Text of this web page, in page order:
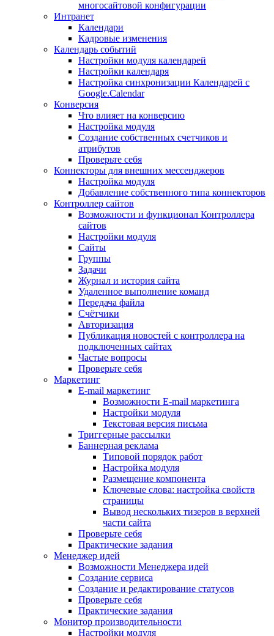
многосайтовой конфигурации
Интранет
Календари
Кадровые изменения
Календарь событий
Настройки модуля календарей
Настройки календаря
Настройка синхронизации Календарей с
Google.Calendar
Конверсия
Что влияет на конверсию
Настройка модуля
Создание собственных счетчиков и
атрибутов
Проверьте себя
Коннекторы для внешних мессенджеров
Настройка модуля
Добавление собственного типа коннекторов
Контроллер сайтов
Возможности и функционал Контроллера
сайтов
Настройки модуля
Сайты
Группы
Задачи
Журнал и история сайта
Удаленное выполнение команд
Передача файла
Счётчики
Авторизация
Публикация новостей с контроллера на
подключенных сайтах
Частые вопросы
Проверьте себя
Маркетинг
E-mail маркетинг
Возможности E-mail маркетинга
Настройки модуля
Текстовая версия письма
Триггерные рассылки
Баннерная реклама
Типовой порядок работ
Настройка модуля
Размещение компонента
Ключевые слова: настройка свойств
страницы
Вывод нескольких тизеров в верхней
части сайта
Проверьте себя
Практические задания
Менеджер идей
Возможности Менеджера идей
Создание сервиса
Создание и редактирование статусов
Проверьте себя
Практические задания
Монитор производительности
Настройки модуля